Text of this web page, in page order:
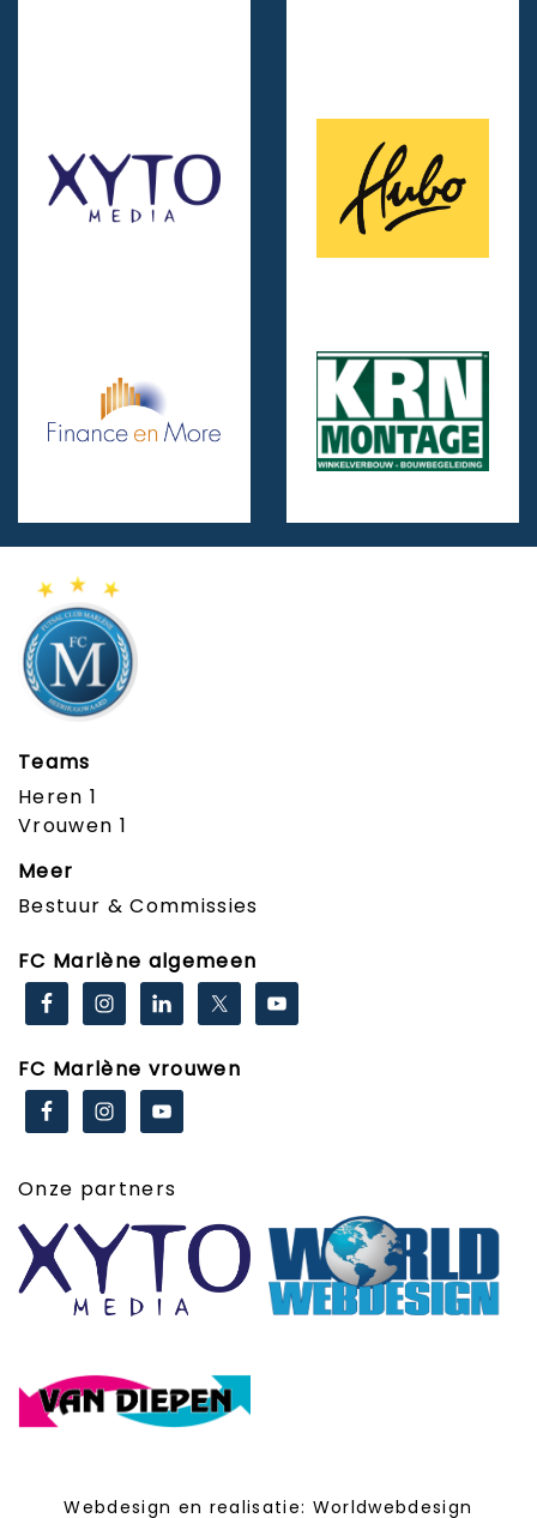
Teams
Heren 1
Vrouwen 1
Meer
Bestuur & Commissies
FC Marlène algemeen
FC Marlène vrouwen
Onze partners
Webdesign en realisatie: Worldwebdesign